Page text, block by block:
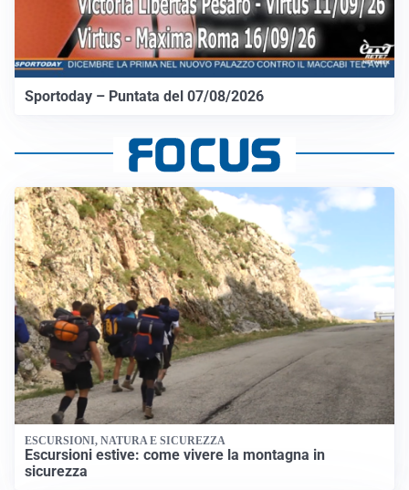
Sportoday – Puntata del 07/08/2026
ESCURSIONI, NATURA E SICUREZZA
Escursioni estive: come vivere la montagna in
sicurezza